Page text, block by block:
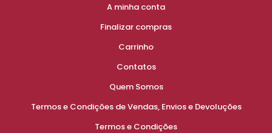
A minha conta
Finalizar compras
Carrinho
Contatos
Quem Somos
Termos e Condições de Vendas, Envios e Devoluções
Termos e Condições